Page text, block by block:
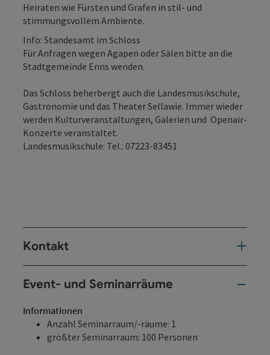
Heiraten wie Fürsten und Grafen in stil- und
stimmungsvollem Ambiente.
Info: Standesamt im Schloss
Für Anfragen wegen Agapen oder Sälen bitte an die
Stadtgemeinde Enns wenden.
Das Schloss beherbergt auch die Landesmusikschule,
Gastronomie und das Theater Sellawie. Immer wieder
werden Kulturveranstaltungen, Galerien und Openair-
Konzerte veranstaltet.
Landesmusikschule: Tel.: 07223-83451
Kontakt
Event- und Seminarräume
Informationen
Anzahl Seminarraum/-räume: 1
größter Seminarraum: 100 Personen